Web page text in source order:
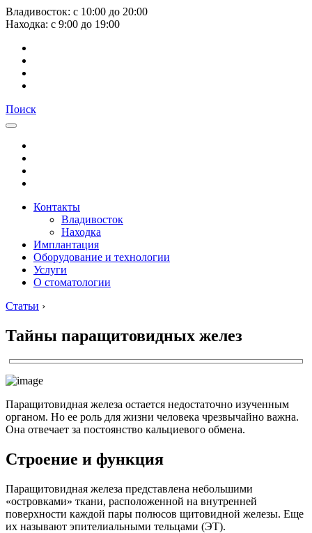
Владивосток: с 10:00 до 20:00
Находка: с 9:00 до 19:00
Поиск
Контакты
Владивосток
Находка
Имплантация
Оборудование и технологии
Услуги
О стоматологии
Статьи ›
Тайны паращитовидных желез
Паращитовидная железа остается недостаточно изученным
органом. Но ее роль для жизни человека чрезвычайно важна.
Она отвечает за постоянство кальциевого обмена.
Строение и функция
Паращитовидная железа представлена небольшими
«островками» ткани, расположенной на внутренней
поверхности каждой пары полюсов щитовидной железы. Еще
их называют эпителиальными тельцами (ЭТ).